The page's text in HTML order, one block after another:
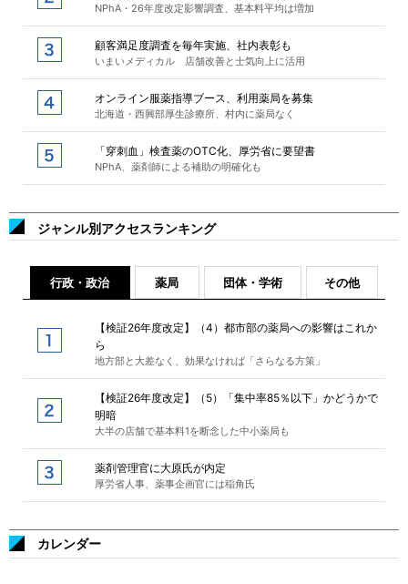
NPhA・26年度改定影響調査、基本料平均は増加
顧客満足度調査を毎年実施、社内表彰も
いまいメディカル 店舗改善と士気向上に活用
オンライン服薬指導ブース、利用薬局を募集
北海道・西興部厚生診療所、村内に薬局なく
「穿刺血」検査薬のOTC化、厚労省に要望書
NPhA、薬剤師による補助の明確化も
ジャンル別アクセスランキング
行政・政治 薬局 団体・学術 その他
【検証26年度改定】（4）都市部の薬局への影響はこれか
ら
地方部と大差なく、効果なければ「さらなる方策」
【検証26年度改定】（5）「集中率85％以下」かどうかで
明暗
大半の店舗で基本料1を断念した中小薬局も
薬剤管理官に大原氏が内定
厚労省人事、薬事企画官には稲角氏
カレンダー